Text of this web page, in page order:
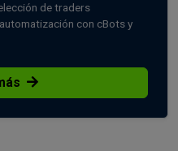
de traders
con cBots y